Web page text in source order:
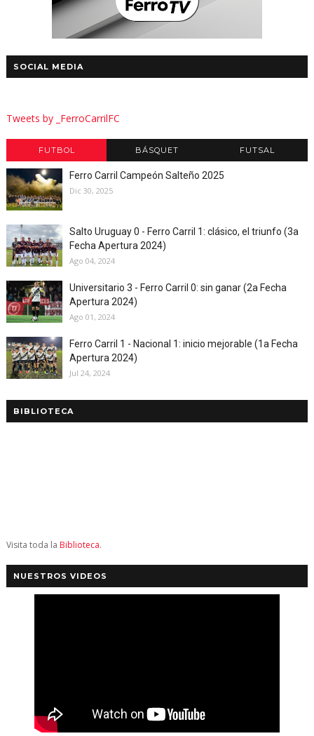
SOCIAL MEDIA
Tweets by _FerroCarrilFC
FUTBOL BÁSQUET FUTSAL
Ferro Carril Campeón Salteño 2025
Dic 30, 2025
Salto Uruguay 0 - Ferro Carril 1: clásico, el triunfo (3a
Fecha Apertura 2024)
Ago 04, 2024
Universitario 3 - Ferro Carril 0: sin ganar (2a Fecha
Apertura 2024)
Ago 01, 2024
Ferro Carril 1 - Nacional 1: inicio mejorable (1a Fecha
Apertura 2024)
Jul 24, 2024
BIBLIOTECA
Visita toda la Biblioteca.
NUESTROS VIDEOS